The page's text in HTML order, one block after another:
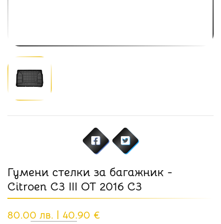
Гумени стелки за багажник -
Citroen C3 III ОТ 2016 C3
80.00 лв. | 40.90 €